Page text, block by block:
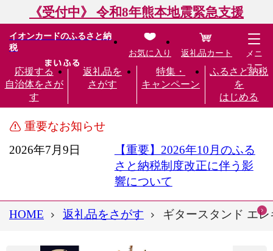
《受付中》 令和8年熊本地震緊急支援
イオンカードのふるさと納
税
応援する
自治体をさが
す
返礼品を
さがす
特集・
キャンペーン
ふるさと納税
を
はじめる
お気に入り 返礼品カート
メニ
ュー
重要なお知らせ
2026年7月9日
【重要】2026年10月のふる
さと納税制度改正に伴う影
響について
HOME 返礼品をさがす ギタースタンド エ